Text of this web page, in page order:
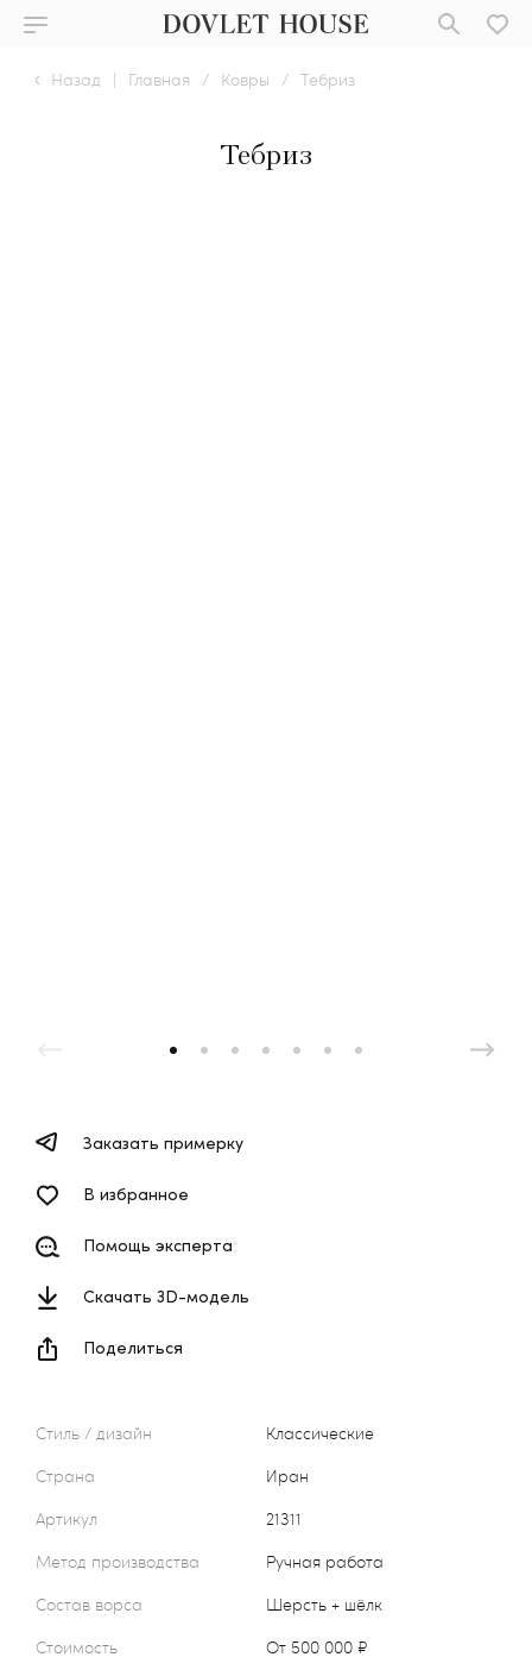
Назад | Главная / Ковры / Тебриз
Тебриз
Стиль / дизайн
Классические
Страна
Иран
Артикул
21311
Метод производства
Ручная работа
Состав ворса
Шерсть + шёлк
Стоимость
от 500 000 ₽
Заказать примерку
В избранное
Помощь эксперта
Скачать 3D-модель
Поделиться